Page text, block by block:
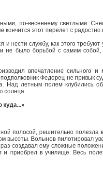
по-весеннему светлыми.
кончится этот перелет с
нести службу, как этого
не было борьбой с самим
впечатление сильного и
Федорец не привык
Над летным полем клубились
солнца.
куда...»
полосой, решительно полезла
высоты. Волынов пилотировал
создавал ему сложные
приобрел в училище. Весь